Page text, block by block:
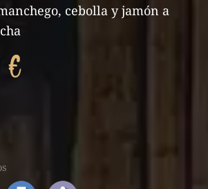
cebolla y jamón a
€